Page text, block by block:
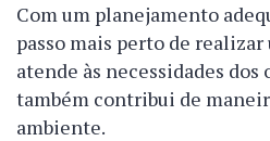
Com um planejamento
passo mais perto de
atende às necessidades dos
também contribui de
ambiente.